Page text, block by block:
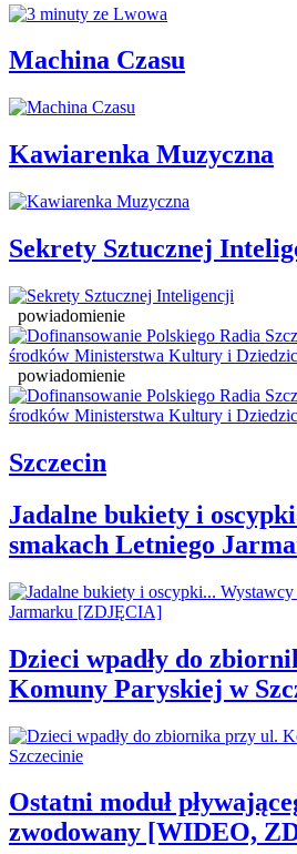
Machina Czasu
Kawiarenka Muzyczna
Sekrety Sztucznej
powiadomienie
powiadomienie
Szczecin
Jadalne bukiety i
smakach Letniego
Dzieci wpadły do
Komuny Paryskiej w
Ostatni moduł
zwodowany [WIDEO,